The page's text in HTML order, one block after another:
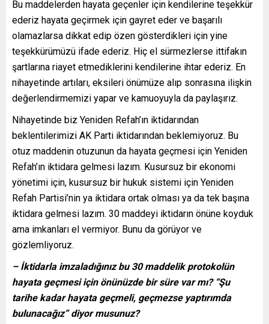
Bu maddelerden hayata geçenler için kendilerine teşekkür
ederiz hayata geçirmek için gayret eder ve başarılı
olamazlarsa dikkat edip özen gösterdikleri için yine
teşekkürümüzü ifade ederiz. Hiç el sürmezlerse ittifakın
şartlarına riayet etmediklerini kendilerine ihtar ederiz. En
nihayetinde artıları, eksileri önümüze alıp sonrasına ilişkin
değerlendirmemizi yapar ve kamuoyuyla da paylaşırız.
Nihayetinde biz Yeniden Refah’ın iktidarından
beklentilerimizi AK Parti iktidarından beklemiyoruz. Bu
otuz maddenin otuzunun da hayata geçmesi için Yeniden
Refah’ın iktidara gelmesi lazım. Kusursuz bir ekonomi
yönetimi için, kusursuz bir hukuk sistemi için Yeniden
Refah Partisi’nin ya iktidara ortak olması ya da tek başına
iktidara gelmesi lazım. 30 maddeyi iktidarın önüne koyduk
ama imkanları el vermiyor. Bunu da görüyor ve
gözlemliyoruz.
– İktidarla imzaladığınız bu 30 maddelik protokolün
hayata geçmesi için önünüzde bir süre var mı? “Şu
tarihe kadar hayata geçmeli, geçmezse yaptırımda
bulunacağız” diyor musunuz?